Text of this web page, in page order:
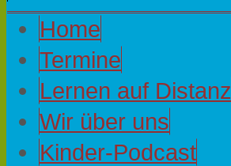
Home
Termine
Lernen auf Distanz
Wir über uns
Kinder-Podcast